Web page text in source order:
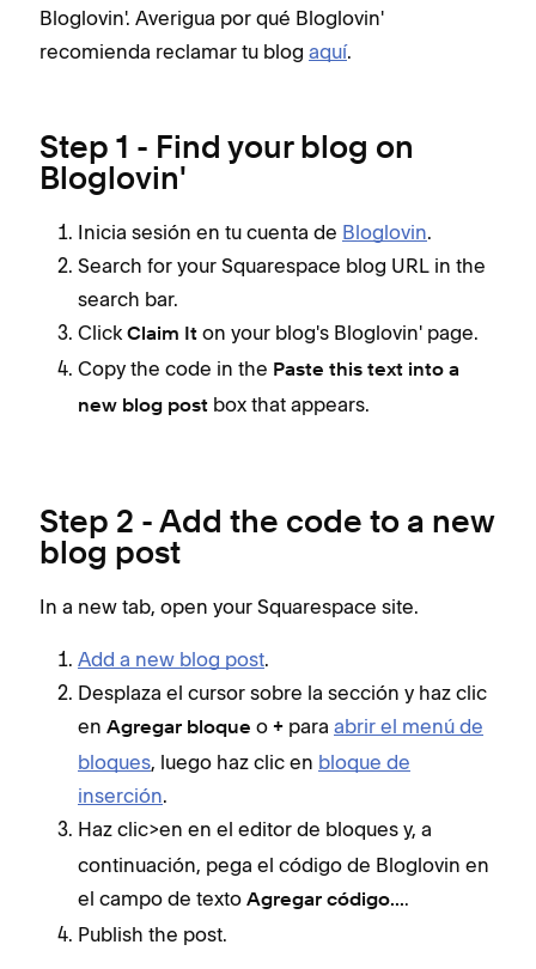
Bloglovin'. Averigua por qué Bloglovin'
recomienda reclamar tu blog aquí.
Step 1 - Find your blog on
Bloglovin'
Inicia sesión en tu cuenta de Bloglovin.
Search for your Squarespace blog URL in the
search bar.
Click Claim It on your blog's Bloglovin' page.
Copy the code in the Paste this text into a
new blog post box that appears.
Step 2 - Add the code to a new
blog post
In a new tab, open your Squarespace site.
Add a new blog post.
Desplaza el cursor sobre la sección y haz clic
en Agregar bloque o + para abrir el menú de
bloques, luego haz clic en bloque de
inserción.
Haz clic>en en el editor de bloques y, a
continuación, pega el código de Bloglovin en
el campo de texto Agregar código....
Publish the post.